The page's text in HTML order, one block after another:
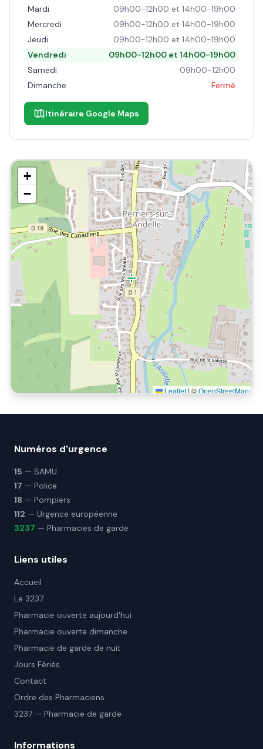
Mardi
09h00-12h00 et 14h00-19h00
Mercredi
09h00-12h00 et 14h00-19h00
Jeudi
09h00-12h00 et 14h00-19h00
Vendredi
09h00-12h00 et 14h00-19h00
Samedi
09h00-12h00
Dimanche
Fermé
Itinéraire Google Maps
+
−
Leaflet | ©OpenStreetMap
Numéros d'urgence
15 — SAMU
17 — Police
18 — Pompiers
112 — Urgence européenne
3237 — Pharmacies de garde
Liens utiles
Accueil
Le 3237
Pharmacie ouverte aujourd'hui
Pharmacie ouverte dimanche
Pharmacie de garde de nuit
Jours Fériés
Contact
Ordre des Pharmaciens
3237 — Pharmacie de garde
Informations